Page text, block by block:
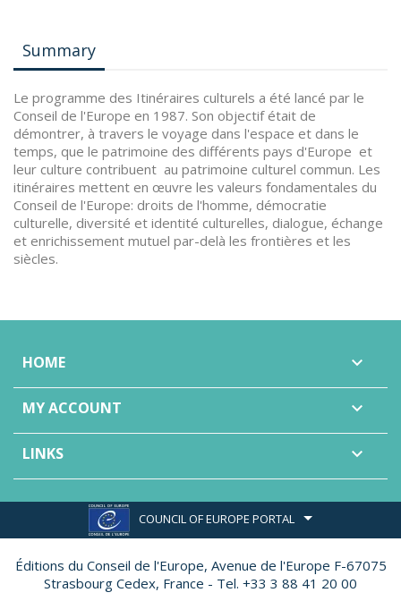
Summary
Le programme des Itinéraires culturels a été lancé par le
Conseil de l'Europe en 1987. Son objectif était de
démontrer, à travers le voyage dans l'espace et dans le
temps, que le patrimoine des différents pays d'Europe et
leur culture contribuent au patrimoine culturel commun. Les
itinéraires mettent en œuvre les valeurs fondamentales du
Conseil de l'Europe: droits de l'homme, démocratie
culturelle, diversité et identité culturelles, dialogue, échange
et enrichissement mutuel par-delà les frontières et les
siècles.
HOME 
MY ACCOUNT 
LINKS 
COUNCIL OF EUROPE PORTAL
Éditions du Conseil de l'Europe, Avenue de l'Europe F-67075
Strasbourg Cedex, France - Tel. +33 3 88 41 20 00